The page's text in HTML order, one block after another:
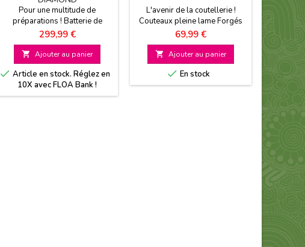
Pour une multitude de
préparations ! Batterie de
cuisine 20 pièces Revêtement
antiadhésif Compatible tous
feux dont induction
Prix
299,99 €
 Ajouter au panier
 Article en stock. Réglez en
10X avec FLOA Bank !
L'avenir de la coutellerie !
Couteaux pleine lame Forgés
en acier inoxydable Solides et
ergonomiques
Prix
69,99 €
 Ajouter au panier
 En stock